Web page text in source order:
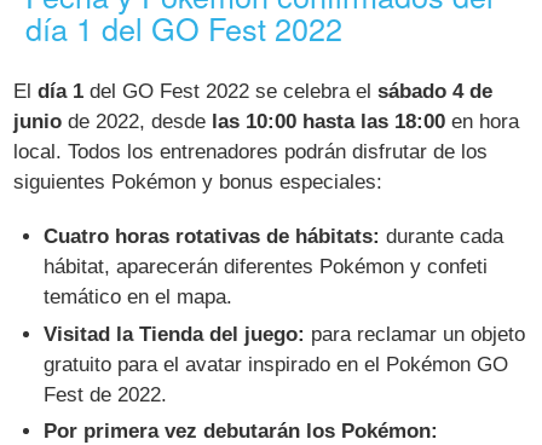
día 1 del GO Fest 2022
Eldía 1 del GO Fest 2022 se celebra elsábado 4 de
junio de 2022, desde las 10:00 hasta las 18:00 en hora
local. Todos los entrenadores podrán disfrutar de los
siguientes Pokémon y bonus especiales:
Cuatro horas rotativas de hábitats: durante cada
hábitat, aparecerán diferentes Pokémon y confeti
temático en el mapa.
Visitad la Tienda del juego: para reclamar un objeto
gratuito para el avatar inspirado en el Pokémon GO
Fest de 2022.
Por primera vez debutarán los Pokémon: